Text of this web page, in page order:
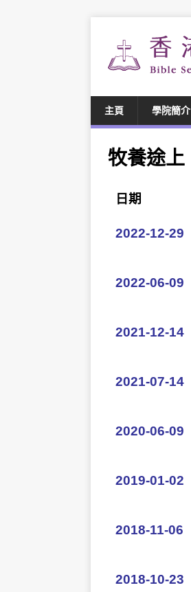
主頁 學院簡介
牧養途上
日期
2022-12-29
2022-06-09
2021-12-14
2021-07-14
2020-06-09
2019-01-02
2018-11-06
2018-10-23